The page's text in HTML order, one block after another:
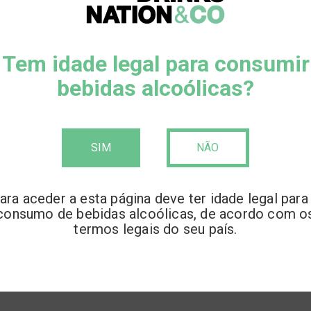
Abasolo, Ivan Saldaña põe em pratica receitas milenares do
na globalização. A Nixtamalização é uma técnica de
aromas e sabores mais complexos. O milho Cacahuazintle é
que após a sua destilação dá origem a este licor único, onde a
técnicas. Com o exótico sabor de milho torrado, cremoso e
torrados.
Tem idade legal para consumir
bebidas alcoólicas?
SIM NÃO
aceder a esta página deve ter idade legal para
de bebidas alcoólicas, de acordo com
termos legais do seu país.